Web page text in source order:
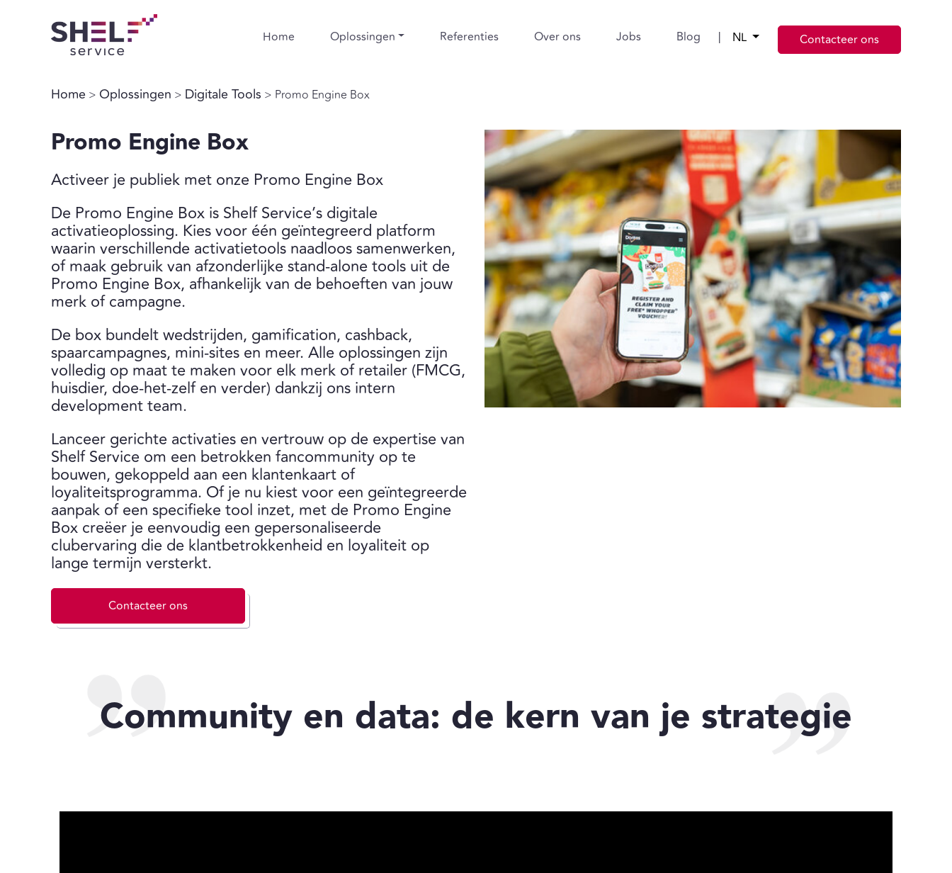
Home Oplossingen Referenties Over ons Jobs Blog | NL Contacteer ons
Home > Oplossingen > Digitale Tools > Promo Engine Box
Promo Engine Box
Activeer je publiek met onze Promo Engine Box
De Promo Engine Box is Shelf Service’s digitale
activatieoplossing. Kies voor één geïntegreerd platform
waarin verschillende activatietools naadloos samenwerken,
of maak gebruik van afzonderlijke stand-alone tools uit de
Promo Engine Box, afhankelijk van de behoeften van jouw
merk of campagne.
De box bundelt wedstrijden, gamification, cashback,
spaarcampagnes, mini-sites en meer. Alle oplossingen zijn
volledig op maat te maken voor elk merk of retailer (FMCG,
huisdier, doe-het-zelf en verder) dankzij ons intern
development team.
Lanceer gerichte activaties en vertrouw op de expertise van
Shelf Service om een betrokken fancommunity op te
bouwen, gekoppeld aan een klantenkaart of
loyaliteitsprogramma. Of je nu kiest voor een geïntegreerde
aanpak of een specifieke tool inzet, met de Promo Engine
Box creëer je eenvoudig een gepersonaliseerde
clubervaring die de klantbetrokkenheid en loyaliteit op
lange termijn versterkt.
Contacteer ons
Community en data: de kern van je strategie